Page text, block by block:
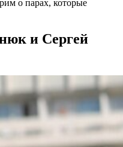
о парах, которые
и Сергей